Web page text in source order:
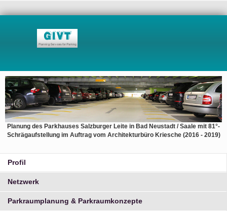
Planung des Parkhauses Salzburger Leite in Bad Neustadt / Saale mit 81°-
Schrägaufstellung im Auftrag vom Architekturbüro Kriesche (2016 - 2019)
Profil
Netzwerk
Parkraumplanung & Parkraumkonzepte